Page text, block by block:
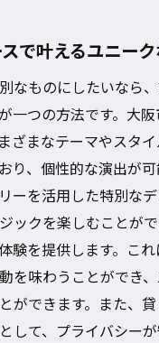
で叶えるユニー
なものにしたいなら
一つの方法です。大
ざまなテーマやスタ
り、個性的な演出が
ーを活用した特別な
ックを楽しむことが
験を提供します。こ
を味わうことができ
ができます。また、
して、プライバシー